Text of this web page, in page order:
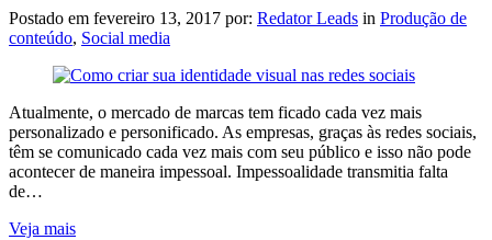
Postado em fevereiro 13, 2017 por: Redator Leads in Produção de
conteúdo, Social media
Atualmente, o mercado de marcas tem ficado cada vez mais
personalizado e personificado. As empresas, graças às redes sociais,
têm se comunicado cada vez mais com seu público e isso não pode
acontecer de maneira impessoal. Impessoalidade transmitia falta
de…
Veja mais